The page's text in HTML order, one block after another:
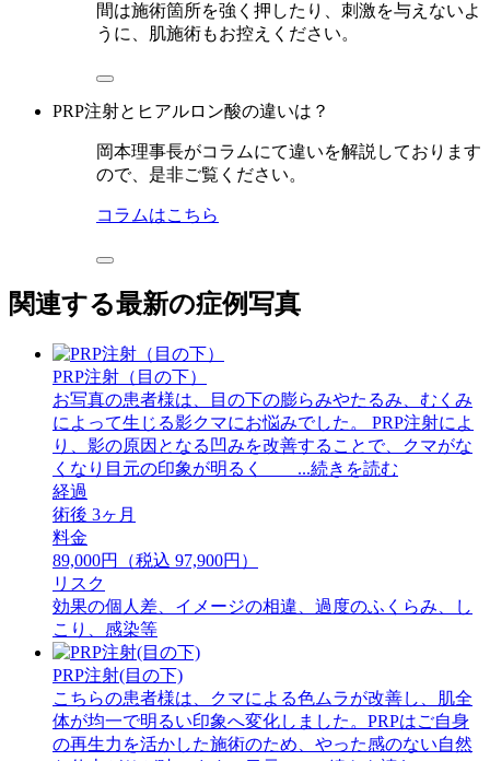
間は施術箇所を強く押したり、刺激を与えないよ
うに、肌施術もお控えください。
PRP注射とヒアルロン酸の違いは？
岡本理事長がコラムにて違いを解説しております
ので、是非ご覧ください。
コラムはこちら
関連する最新の症例写真
PRP注射（目の下）
お写真の患者様は、目の下の膨らみやたるみ、むくみ
によって生じる影クマにお悩みでした。 PRP注射によ
り、影の原因となる凹みを改善することで、クマがな
くなり目元の印象が明るく ...続きを読む
経過
術後 3ヶ月
料金
89,000円（税込 97,900円）
リスク
効果の個人差、イメージの相違、過度のふくらみ、し
こり、感染等
PRP注射(目の下)
こちらの患者様は、クマによる色ムラが改善し、肌全
体が均一で明るい印象へ変化しました。PRPはご自身
の再生力を活かした施術のため、やった感のない自然